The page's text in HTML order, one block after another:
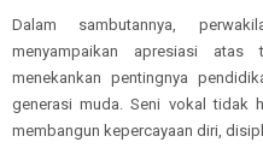
Dalam sambutannya,
menyampaikan apresiasi atas
menekankan pentingnya
generasi muda. Seni vokal tidak
membangun kepercayaan diri,